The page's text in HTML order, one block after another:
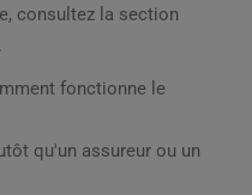
consultez la section
fonctionne le
qu'un assureur ou un